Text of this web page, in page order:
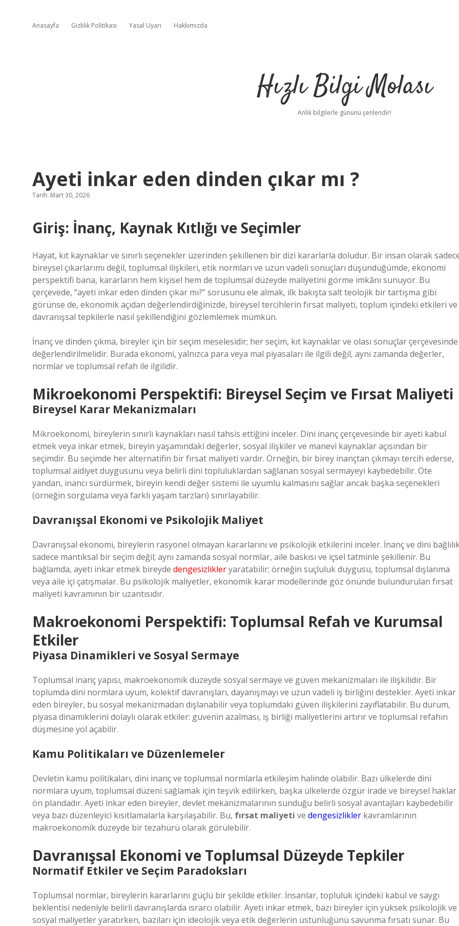
Anasayfa Gizlilik Politikası Yasal Uyarı Hakkımızda
Hızlı Bilgi Molası
Anlık bilgilerle gününü şenlendir!
Ayeti inkar eden dinden çıkar mı ?
Tarih: Mart 30, 2026
Giriş: İnanç, Kaynak Kıtlığı ve Seçimler
Hayat, kıt kaynaklar ve sınırlı seçenekler üzerinden şekillenen bir dizi kararlarla doludur. Bir insan olarak
bireysel çıkarlarımı değil, toplumsal ilişkileri, etik normları ve uzun vadeli sonuçları düşündüğümde, ekonomi
perspektifi bana, kararların hem kişisel hem de toplumsal düzeyde maliyetini görme imkânı sunuyor. Bu
çerçevede, “ayeti inkar eden dinden çıkar mı?” sorusunu ele almak, ilk bakışta salt teolojik bir tartışma gibi
görünse de, ekonomik açıdan değerlendirdiğinizde, bireysel tercihlerin fırsat maliyeti, toplum içindeki etkileri ve
davranışsal tepkilerle nasıl şekillendiğini gözlemlemek mümkün.
İnanç ve dinden çıkma, bireyler için bir seçim meselesidir; her seçim, kıt kaynaklar ve olası sonuçlar çerçevesinde
değerlendirilmelidir. Burada ekonomi, yalnızca para veya mal piyasaları ile ilgili değil, aynı zamanda değerler,
normlar ve toplumsal refah ile ilgilidir.
Mikroekonomi Perspektifi: Bireysel Seçim ve Fırsat Maliyeti
Bireysel Karar Mekanizmaları
Mikroekonomi, bireylerin sınırlı kaynakları nasıl tahsis ettiğini inceler. Dini inanç çerçevesinde bir ayeti kabul
etmek veya inkar etmek, bireyin yaşamındaki değerler, sosyal ilişkiler ve manevi kaynaklar açısından bir
seçimdir. Bu seçimde her alternatifin bir fırsat maliyeti vardır. Örneğin, bir birey inançtan çıkmayı tercih ederse,
toplumsal aidiyet duygusunu veya belirli dini topluluklardan sağlanan sosyal sermayeyi kaybedebilir. Öte
yandan, inancı sürdürmek, bireyin kendi değer sistemi ile uyumlu kalmasını sağlar ancak başka seçenekleri
(örneğin sorgulama veya farklı yaşam tarzları) sınırlayabilir.
Davranışsal Ekonomi ve Psikolojik Maliyet
Davranışsal ekonomi, bireylerin rasyonel olmayan kararlarını ve psikolojik etkilerini inceler. İnanç ve dini
sadece mantıksal bir seçim değil; aynı zamanda sosyal normlar, aile baskısı ve içsel tatminle şekillenir. Bu
bağlamda, ayeti inkar etmek bireyde dengesizlikleryaratabilir; örneğin suçluluk duygusu, toplumsal dışlanma
veya aile içi çatışmalar. Bu psikolojik maliyetler, ekonomik karar modellerinde göz önünde bulundurulan fırsat
maliyeti kavramının bir uzantısıdır.
Makroekonomi Perspektifi: Toplumsal Refah ve Kurumsal
Etkiler
Piyasa Dinamikleri ve Sosyal Sermaye
Toplumsal inanç yapısı, makroekonomik düzeyde sosyal sermaye ve güven mekanizmaları ile ilişkilidir. Bir
toplumda dini normlara uyum, kolektif davranışları, dayanışmayı ve uzun vadeli iş birliğini destekler. Ayeti inkar
eden bireyler, bu sosyal mekanizmadan dışlanabilir veya toplumdaki güven ilişkilerini zayıflatabilir. Bu durum,
piyasa dinamiklerini dolaylı olarak etkiler: güvenin azalması, iş birliği maliyetlerini artırır ve toplumsal refahın
düşmesine yol açabilir.
Kamu Politikaları ve Düzenlemeler
Devletin kamu politikaları, dini inanç ve toplumsal normlarla etkileşim halinde olabilir. Bazı ülkelerde dini
normlara uyum, toplumsal düzeni sağlamak için teşvik edilirken, başka ülkelerde özgür irade ve bireysel haklar
ön plandadır. Ayeti inkar eden bireyler, devlet mekanizmalarının sunduğu belirli sosyal avantajları kaybedebilir
veya bazı düzenleyici kısıtlamalarla karşılaşabilir. Bu, fırsat maliyeti ve dengesizlikler kavramlarının
makroekonomik düzeyde bir tezahürü olarak görülebilir.
Davranışsal Ekonomi ve Toplumsal Düzeyde Tepkiler
Normatif Etkiler ve Seçim Paradoksları
Toplumsal normlar, bireylerin kararlarını güçlü bir şekilde etkiler. İnsanlar, topluluk içindeki kabul ve saygı
beklentisi nedeniyle belirli davranışlarda ısrarcı olabilir. Ayeti inkar etmek, bazı bireyler için yüksek psikolojik ve
sosyal maliyetler yaratırken, bazıları için ideolojik veya etik değerlerin üstünlüğünü savunma fırsatı sunar. Bu